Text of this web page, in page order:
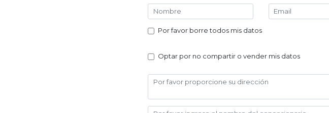
Por favor borre todos mis datos
Optar por no compartir o vender mis datos